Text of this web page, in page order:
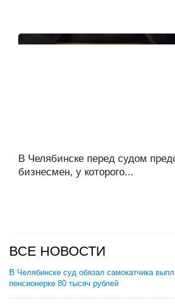
В Челябинске перед судом
бизнесмен, у которого...
ВСЕ НОВОСТИ
В Челябинске суд обязал самокатчика
пенсионерке 80 тысяч рублей